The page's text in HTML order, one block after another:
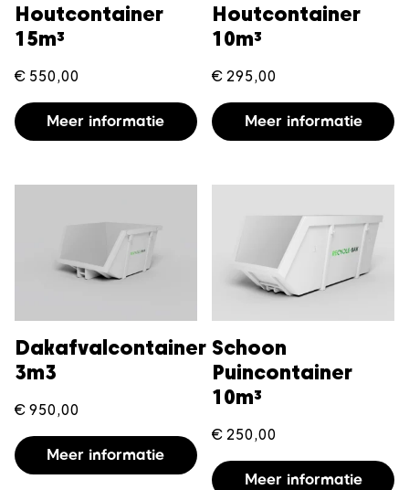
Houtcontainer
15m³
€ 550,00
Meer informatie
Houtcontainer
10m³
€ 295,00
Meer informatie
Dakafvalcontainer
3m3
€ 950,00
Meer informatie
Schoon
Puincontainer
10m³
€ 250,00
Meer informatie